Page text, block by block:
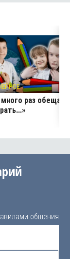
раз обещала
общения